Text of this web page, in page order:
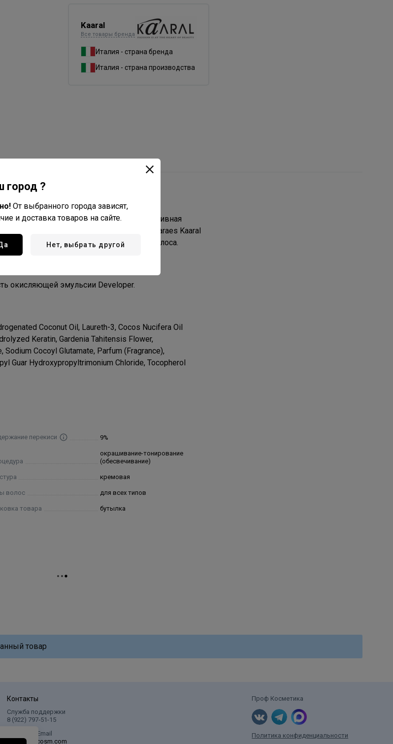
Kaaral
Все товары бренда
Италия - страна бренда
Италия - страна производства
раздражения маслами, эксклюзивная
смешивания с крем – красителями Maraes Kaaral
цвета внутри и на поверхности волоса.
окисляющей эмульсии Developer.
Coconut Oil, Laureth-3, Cocos Nucifera Oil
Keratin, Gardenia Tahitensis Flower,
Cocoyl Glutamate, Parfum (Fragrance),
Guar Hydroxypropyltrimonium Chloride, Tocopherol
перекиси 9%
окрашивание-тонирование
(обесвечивание)
кремовая
волос для всех типов
товара бутылка
товар
Контакты
Служба поддержки
8 (922) 797‑51-15
Написать Email
info@profcosm.com
Проф Косметика
Политика конфиденциальности
город ?
От выбранного города зависят,
и доставка товаров на сайте.
Нет, выбрать другой